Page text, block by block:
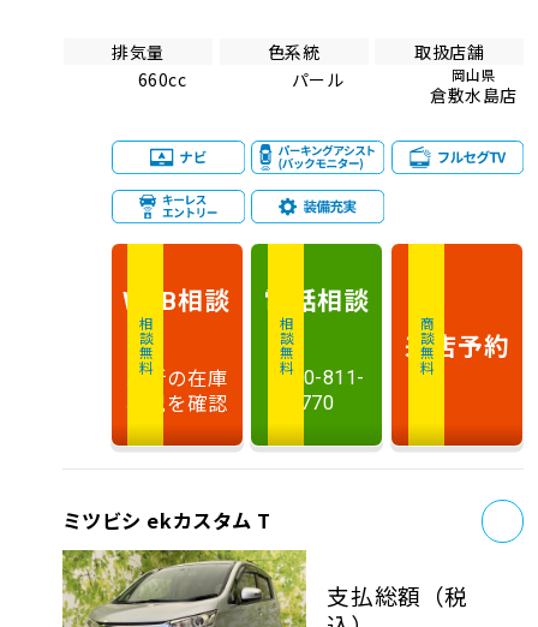
排気量
660cc
色系統
パール
取扱店舗
岡山県
倉敷水島店
相談無料
WEB相談
最新の在庫
状況を確認
相談無料
電話相談
0120-811-
770
商談無料
来店予約
ミツビシ ekカスタム T
支払総額 （税